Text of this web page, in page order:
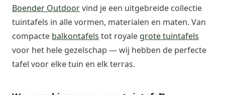
Boender Outdoorvind je een uitgebreide collectie
tuintafels in alle vormen, materialen en maten. Van
compacte balkontafels tot royale grote tuintafels
voor het hele gezelschap — wij hebben de perfecte
tafel voor elke tuin en elk terras.